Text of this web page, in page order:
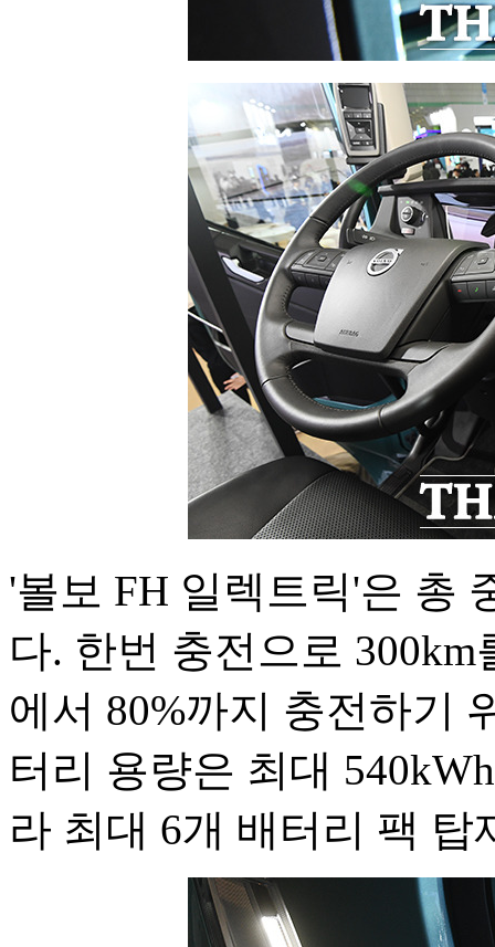
'볼보 FH 일렉트릭'은 총
다. 한번 충전으로
에서 80%까지 충전하기
터리 용량은 최대
라 최대 6개 배터리 팩 탑